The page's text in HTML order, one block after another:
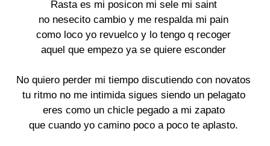
Rasta es mi posicon mi sele mi saint
no nesecito cambio y me respalda mi pain
como loco yo revuelco y lo tengo q recoger
aquel que empezo ya se quiere esconder
No quiero perder mi tiempo discutiendo con novatos
tu ritmo no me intimida sigues siendo un pelagato
eres como un chicle pegado a mi zapato
que cuando yo camino poco a poco te aplasto.